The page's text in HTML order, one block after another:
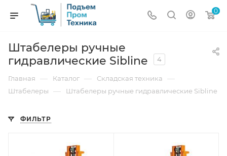
0
Штабелеры ручные
гидравлические Sibline
4
Главная — Каталог — Складская техника —
Штабелеры — Штабелеры ручные гидравлические Sibline
ФИЛЬТР